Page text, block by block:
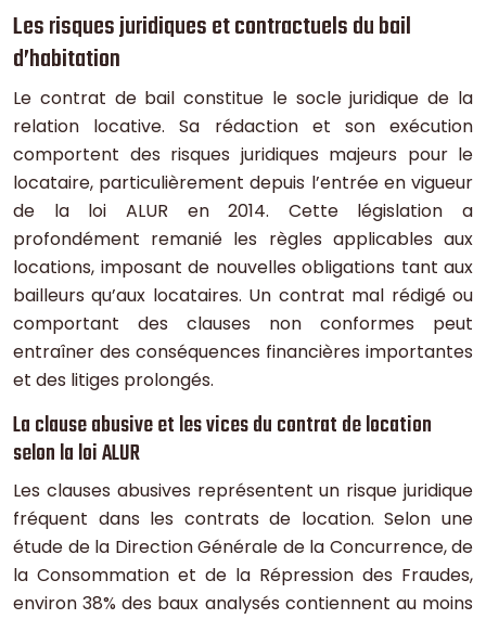
Les risques juridiques et contractuels du bail
d’habitation
Le contrat de bail constitue le socle juridique de la
relation locative. Sa rédaction et son exécution
comportent des risques juridiques majeurs pour le
locataire, particulièrement depuis l’entrée en vigueur
de la loi ALUR en 2014. Cette législation a
profondément remanié les règles applicables aux
locations, imposant de nouvelles obligations tant aux
bailleurs qu’aux locataires. Un contrat mal rédigé ou
comportant des clauses non conformes peut
entraîner des conséquences financières importantes
et des litiges prolongés.
La clause abusive et les vices du contrat de location
selon la loi ALUR
Les clauses abusives représentent un risque juridique
fréquent dans les contrats de location. Selon une
étude de la Direction Générale de la Concurrence, de
la Consommation et de la Répression des Fraudes,
environ 38% des baux analysés contiennent au moins